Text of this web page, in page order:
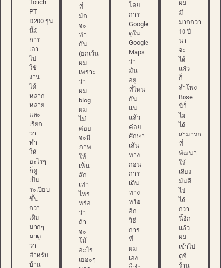
Touch
PT-
D200 รุ่น
นี้มี
การ
เอา
ไป
ใช้
งาน
ได้
หลาก
หลาย
และ
เรียก
ว่า
ทำ
ให้
อะไรๆ
ก็ดู
เป็น
ระเบียบ
ขึ้น
กว่า
เดิม
มากๆ
มาดู
ว่า
สำหรับ
บ้าน
ที่
มัก
จะ
ทำ
กัน
(ยกเว้น
ผม
เพราะ
ว่า
ผม
blog
ผม
ไม่
ค่อย
จะมี
ภาพ
ให้
เห็น
สัก
เท่า
ไหร
หรือ
ว่า
ถ้า
จะ
โม้
อะไร
เยอะๆ
โดย
การ
Google
ดูใน
Google
Maps
ว่า
มัน
อยู่
ที่ไหน
กัน
แน่
แล้ว
ค่อย
ศึกษา
เส้น
ทาง
ก่อน
การ
เดิน
ทาง
หรือ
อีก
วิธี
การ
ที่
ผม
เอง
ผม
มี
มากกว่า
10 ปี
น่า
จะ
ได้
แล้ว
ก็
ลำโพง
Bose
นี่ก็
ไม่
ได้
สามารถ
ที่
พัฒนา
ให้
เสียง
มันดี
ไป
ได้
กว่า
นี้อีก
แล้ว
ผม
เข้าไป
ดูที่
ร้าน